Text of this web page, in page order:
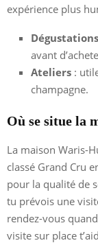
expérience plus
Dégustations
avant
Ateliers :
champagne.
Où se situe la
La maison Waris-
classé Grand Cru
pour la qualité de
tu prévois une
rendez-vous
visite sur place